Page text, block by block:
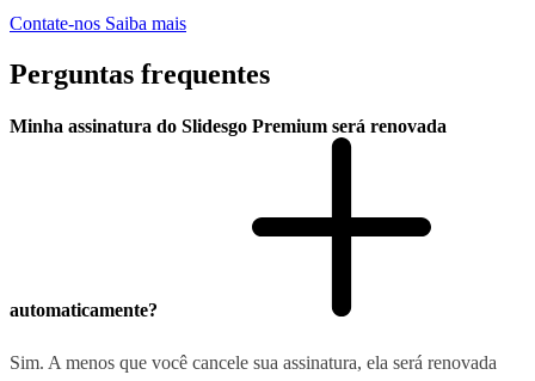
Contate-nos Saiba mais
Perguntas frequentes
Minha assinatura do Slidesgo Premium será renovada
automaticamente?
Sim. A menos que você cancele sua assinatura, ela será renovada